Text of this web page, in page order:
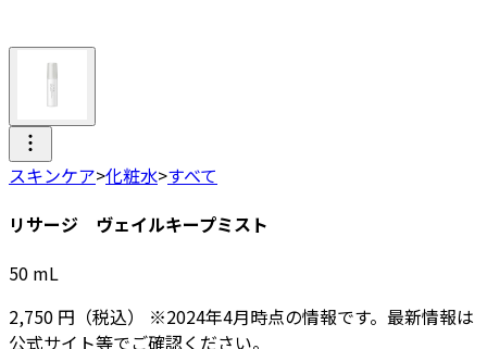
スキンケア>化粧水>すべて
リサージ ヴェイルキープミスト
50 mL
2,750 円 （税込） ※2024年4月時点の情報です。最新情報は
公式サイト等でご確認ください。